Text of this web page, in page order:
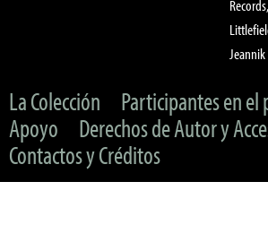
La Colección
Participantes en el
Apoyo
Derechos de Autor y
Contactos y Créditos